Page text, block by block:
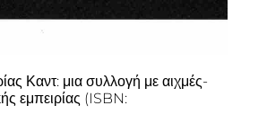
Καντ: μια συλλογή με αιχμές-
εμπειρίας (ISBN: